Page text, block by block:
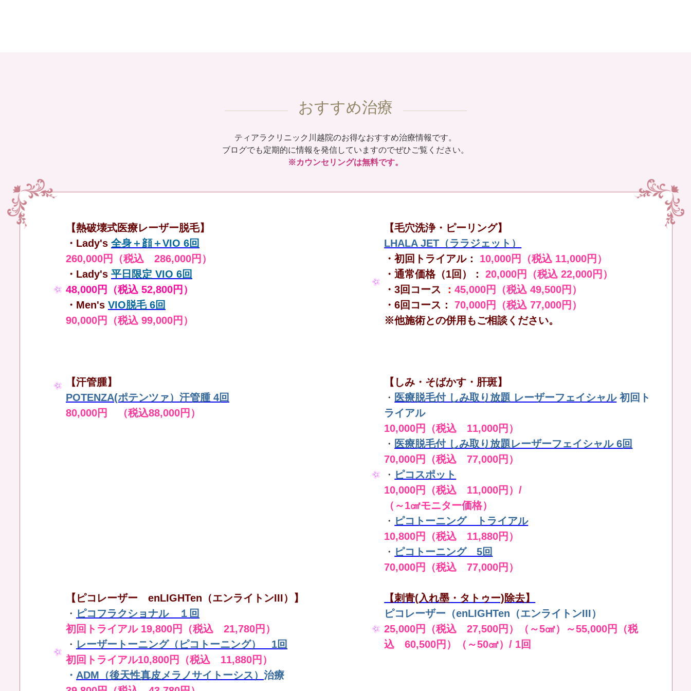
おすすめ治療
ティアラクリニック川越院のお得なおすすめ治療情報です。
ブログでも定期的に情報を発信していますのでぜひご覧ください。
※カウンセリングは無料です。
【熱破壊式医療レーザー脱毛】
・Lady's 全身＋顔＋VIO 6回
260,000円（税込 286,000円）
・Lady's 平日限定 VIO 6回
48,000円（税込 52,800円）
・Men's VIO脱毛 6回
90,000円（税込 99,000円）
【毛穴洗浄・ピーリング】
LHALA JET（ララジェット）
・初回トライアル： 10,000円（税込 11,000円）
・通常価格（1回）：
20,000円（税込 22,000円）
・3回コース ：45,000円（税込 49,500円）
・6回コース：
70,000円（税込 77,000円）
※他施術との併用もご相談ください。
【汗管腫】
POTENZA(ポテンツァ）汗管腫 4回
80,000円 （税込88,000円）
【しみ・そばかす・肝斑】
・ 医療脱毛付 しみ取り放題 レーザーフェイシャル 初回ト
ライアル
10,000円（税込 11,000円）
・ 医療脱毛付 しみ取り放題レーザーフェイシャル 6回
70,000円（税込 77,000円）
・ ピコスポット
10,000円（税込 11,000円）/
（～1㎠モニター価格）
・ ピコトーニング トライアル
10,800円（税込 11,880円）
・ ピコトーニング 5回
70,000円（税込 77,000円）
【ピコレーザー enLIGHTen（エンライトンIII）】
・ ピコフラクショナル １回
初回トライアル 19,800円（税込 21,780円）
・ レーザートーニング（ピコトーニング） 1回
初回トライアル10,800円（税込 11,880円）
・ ADM（後天性真皮メラノサイトーシス） 治療
【刺青(入れ墨・タトゥー)除去】
ピコレーザー（enLIGHTen（エンライトンIII）
25,000円（税込 27,500円）（～5㎠）～55,000円（税
込 60,500円）（～50㎠）/ 1回